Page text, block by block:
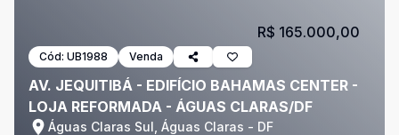
Cód: UB1988 Venda
AV. JEQUITIBÁ - EDIFÍCIO BAHAMAS CENTER -
LOJA REFORMADA - ÁGUAS CLARAS/DF
Águas Claras Sul, Águas Claras - DF
R$ 165.000,00